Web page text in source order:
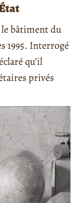
le bâtiment du
1995. Interrogé
qu’il
privés